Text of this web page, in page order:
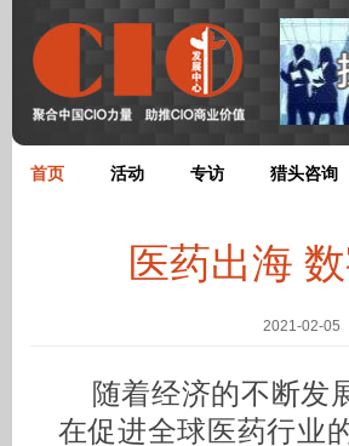
首页 活动 专访 猎头咨询
医药出海
2021-02-05
随着经济的不断发
在促进全球医药行业